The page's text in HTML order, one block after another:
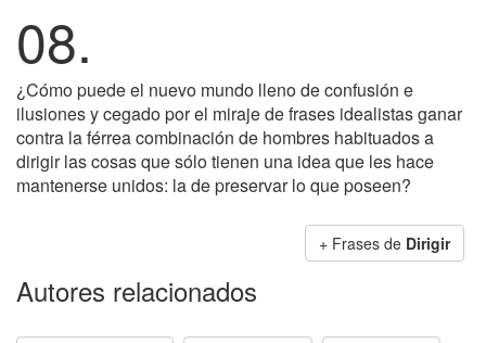
08.
¿Cómo puede el nuevo mundo lleno de confusión e
ilusiones y cegado por el miraje de frases idealistas ganar
contra la férrea combinación de hombres habituados a
dirigir las cosas que sólo tienen una idea que les hace
mantenerse unidos: la de preservar lo que poseen?
+ Frases de Dirigir
Autores relacionados